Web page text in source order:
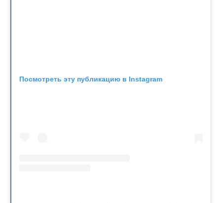
Посмотреть эту публикацию в Instagram